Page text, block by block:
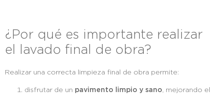
¿Por qué es importante realizar
el lavado final de obra?
Realizar una correcta limpieza final de obra permite:
disfrutar de un pavimento limpio y sano , mejorando el